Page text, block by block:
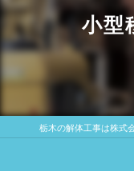
小型
栃木の解体工事は株式